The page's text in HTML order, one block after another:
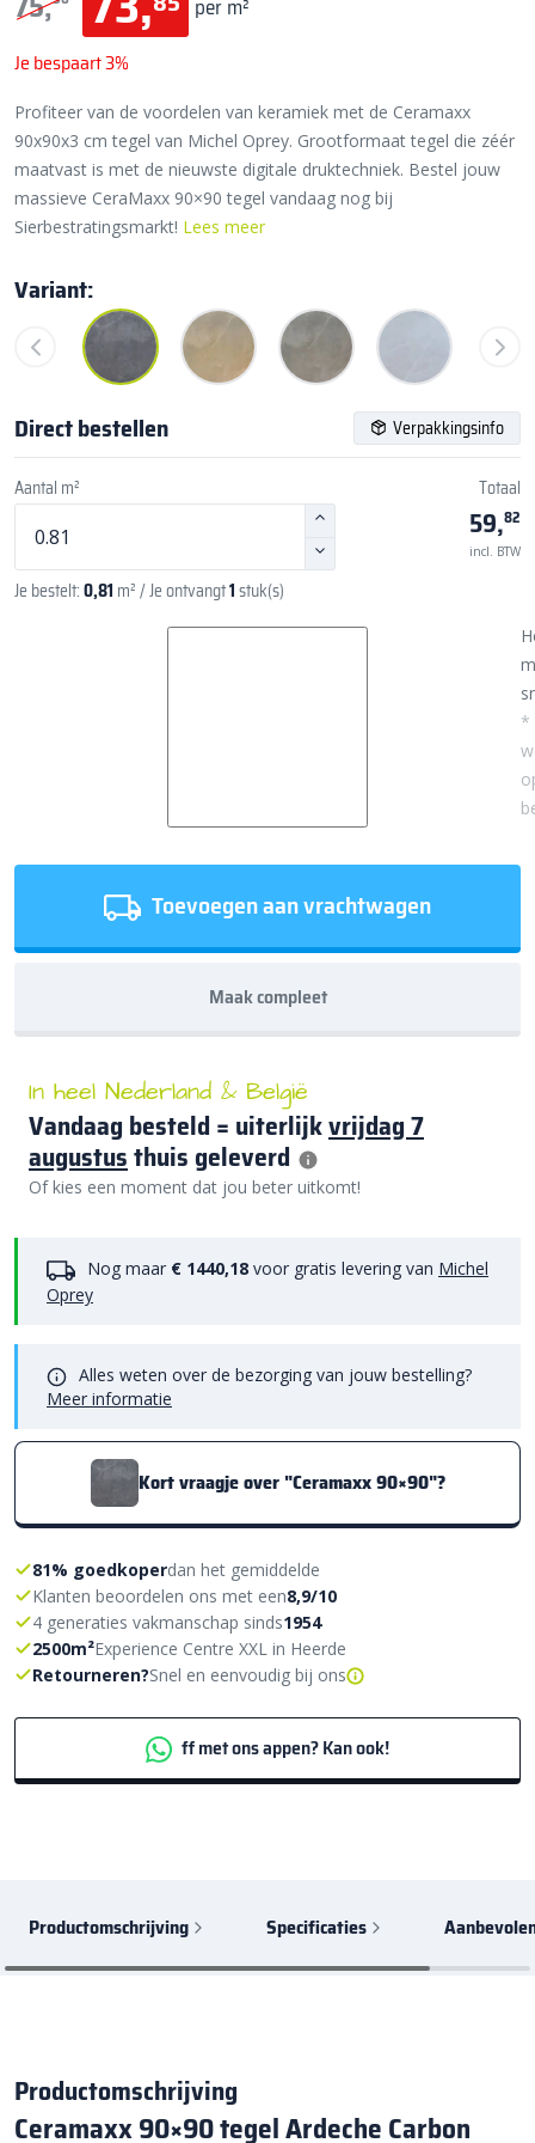
per m²
Je bespaart 3%
Profiteer van de voordelen van keramiek met de Ceramaxx
90x90x3 cm tegel van Michel Oprey. Grootformaat tegel die zéér
maatvast is met de nieuwste digitale druktechniek. Bestel jouw
massieve CeraMaxx 90×90 tegel vandaag nog bij
Sierbestratingsmarkt! Lees meer
Variant:
Direct bestellen Verpakkingsinfo
Aantal m²
Je bestelt:0,81 m²/ Je ontvangt1stuk(s)
Totaal
59,82
incl. BTW
*
Toevoegen aan vrachtwagen
Maak compleet
In heel Nederland & België
Vandaag besteld = uiterlijkvrijdag 7
augustusthuis geleverd
Of kies een moment dat jou beter uitkomt!
Nog maar € 1440,18 voor gratis levering van Michel
Oprey
Alles weten over de bezorging van jouw bestelling?
Meer informatie
Kort vraagje over "Ceramaxx 90×90"?
81% goedkoperdan het gemiddelde
Klanten beoordelen ons met een8,9/10
4 generaties vakmanschap sinds1954
2500m²Experience Centre XXL in Heerde
Retourneren?Snel en eenvoudig bij ons
ff met ons appen? Kan ook!
Productomschrijving Specificaties
Productomschrijving
Ceramaxx 90×90 tegel Ardeche Carbon